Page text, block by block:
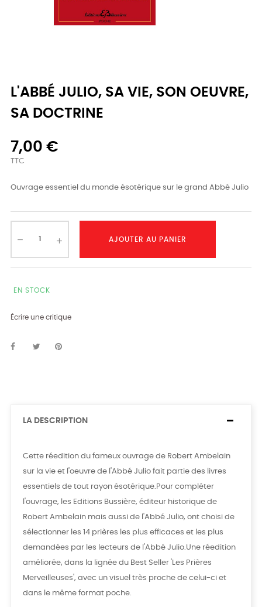
L'ABBÉ JULIO, SA VIE, SON OEUVRE,
SA DOCTRINE
7,00 €
TTC
Ouvrage essentiel du monde ésotérique sur le grand Abbé Julio
AJOUTER AU PANIER
EN STOCK
Écrire une critique
LA DESCRIPTION
Cette réedition du fameux ouvrage de Robert Ambelain
sur la vie et l'oeuvre de l'Abbé Julio fait partie des livres
essentiels de tout rayon ésotérique.Pour compléter
l'ouvrage, les Editions Bussière, éditeur historique de
Robert Ambelain mais aussi de l'Abbé Julio, ont choisi de
sélectionner les 14 prières les plus efficaces et les plus
demandées par les lecteurs de l'Abbé Julio.Une réedition
améliorée, dans la lignée du Best Seller 'Les Prières
Merveilleuses', avec un visuel très proche de celui-ci et
dans le même format poche.